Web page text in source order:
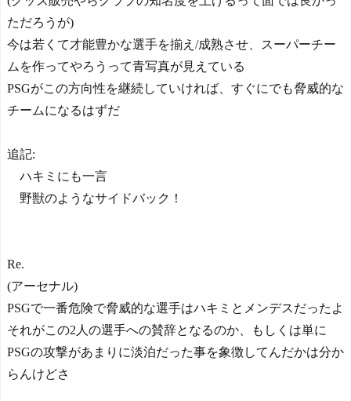
ただろうが)
今は若くて才能豊かな選手を揃え/成熟させ、スーパーチー
ムを作ってやろうって青写真が見えている
PSGがこの方向性を継続していければ、すぐにでも脅威的な
チームになるはずだ
追記:
ハキミにも一言
野獣のようなサイドバック！
Re.
(アーセナル)
PSGで一番危険で脅威的な選手はハキミとメンデスだったよ
それがこの2人の選手への賛辞となるのか、もしくは単に
PSGの攻撃があまりに淡泊だった事を象徴してんだかは分か
らんけどさ